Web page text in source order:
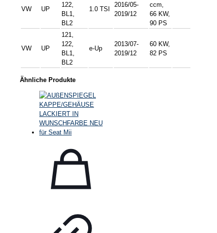
VW UP
122,
BL1,
BL2
1.0 TSI
2016/05-
2019/12
ccm,
66 KW,
90 PS
VW UP
121,
122,
BL1,
BL2
e-Up
2013/07-
2019/12
60 KW,
82 PS
Ähnliche Produkte